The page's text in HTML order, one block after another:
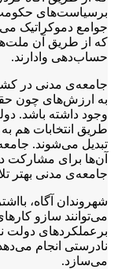
برسیاست‌های
جوامع دموکراتیک
که از طریق آن
حساب‌دهی وادارند.
جامعه‌ی مدنی در
به ارزش‌های چون
وجود داشته باشد.
طریق انتخابات هم
تبدیل می‌شوند.
آن‌ها برای مشارکت
جامعه‌ی مدنی بهتر
شهروندان آگاه،
می‌توانند سازو
برعملکردهای دولت
نادرستی انجام
می‌سازد.